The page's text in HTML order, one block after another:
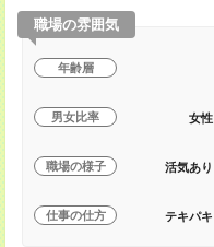
職場の雰囲気
年齢層
男女比率 女性
職場の様子 活気あり
仕事の仕方 テキパキ